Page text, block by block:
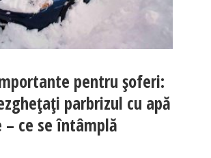
pentru şoferi:
parbrizul cu apă
ce se întâmplă